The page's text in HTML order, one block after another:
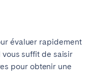
évaluer rapidement
suffit de saisir
pour obtenir une